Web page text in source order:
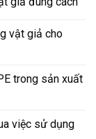
vật giả cho
trong sản xuất
việc sử dụng